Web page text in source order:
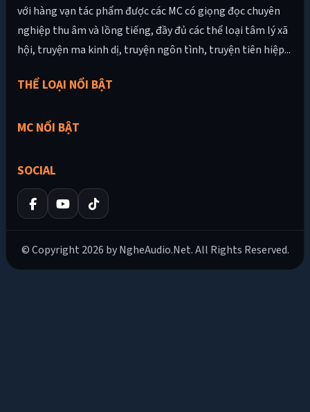
với hàng vạn tác phẩm được các MC có giọng đọc chuyên
nghiệp thu âm và lồng tiếng, đầy đủ các thể loại tâm lý xã
hội, truyện ma kinh dị, truyện ngôn tình, truyện tiên hiệp...
THỂ LOẠI NỔI BẬT
MC NỔI BẬT
SOCIAL
© Copyright 2026 by NgheAudio.Net. All Rights Reserved.